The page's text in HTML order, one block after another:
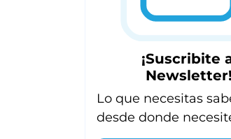
¡Suscribite
Newsletter!
Lo que necesitas
desde donde